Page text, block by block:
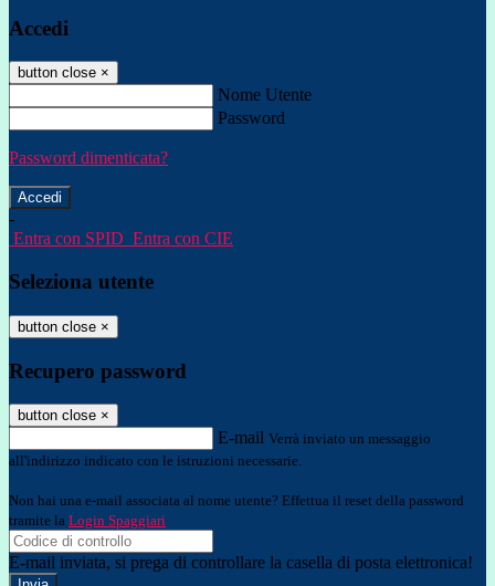
Accedi
button close ×
Nome Utente
Password
Password dimenticata?
-
Entra con SPID Entra con CIE
Seleziona utente
button close ×
Recupero password
button close ×
E-mail Verrà inviato un messaggio
all'indirizzo indicato con le istruzioni necessarie.
Non hai una e-mail associata al nome utente? Effettua il reset della password
tramite la Login Spaggiari
E-mail inviata, si prega di controllare la casella di posta elettronica!